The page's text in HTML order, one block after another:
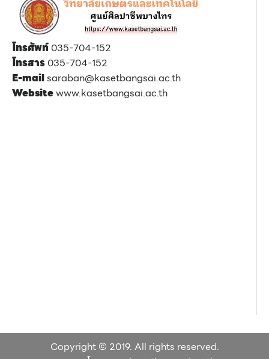
โทรศัพท์ 035-704-152
โทรสาร 035-704-152
E-mailsaraban@kasetbangsai.ac.th
Websitewww.kasetbangsai.ac.th
Copyright © 2019. All rights reserved.